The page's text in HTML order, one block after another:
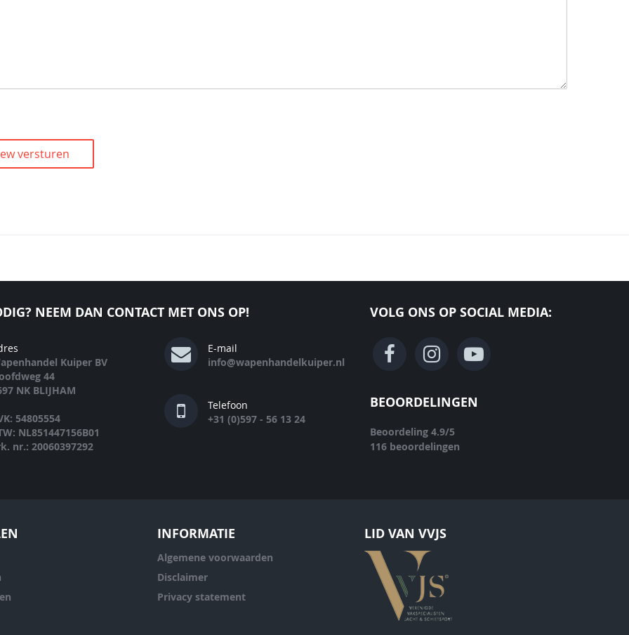
versturen
NEEM DAN CONTACT MET ONS OP!
Kuiper BV
44
NK BLIJHAM
54805554
NL851447156B01
nr.: 20060397292
E-mail
info@wapenhandelkuiper.nl
Telefoon
+31 (0)597 - 56 13 24
VOLG ONS OP SOCIAL MEDIA:
BEOORDELINGEN
Beoordeling 4.9/5
116 beoordelingen
INFORMATIE
Algemene voorwaarden
Disclaimer
Privacy statement
LID VAN VVJS